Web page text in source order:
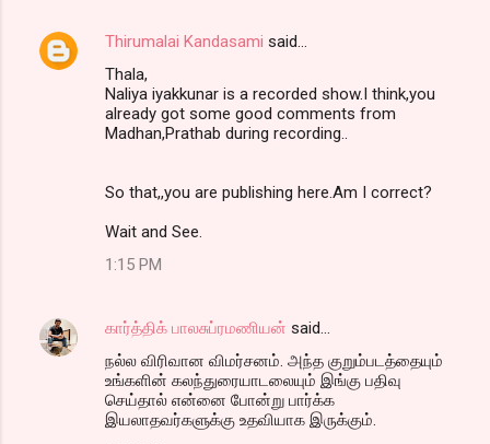
Thirumalai Kandasami said…
Thala,
Naliya iyakkunar is a recorded show.I think,you
already got some good comments from
Madhan,Prathab during recording..
So that,,you are publishing here.Am I correct?
Wait and See.
1:15 PM
கார்த்திக் பாலசுப்ரமணியன் said…
நல்ல விரிவான விமர்சனம். அந்த குறும்படத்தையும்
உங்களின் கலந்துரையாடலையும் இங்கு பதிவு
செய்தால் என்னை போன்று பார்க்க
இயலாதவர்களுக்கு உதவியாக இருக்கும்.